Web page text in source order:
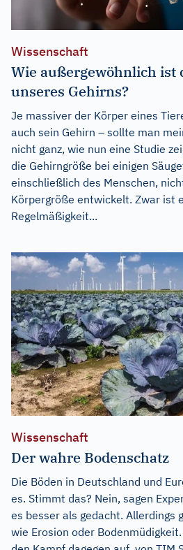
Wissenschaft
Wie außergewöhnlich ist
unseres Gehirns?
Je massiver der Körper eines
auch sein Gehirn – sollte man
nicht ganz, wie nun eine Studie
die Gehirngröße bei einigen
einschließlich des Menschen,
Körpergröße entwickelt. Zwar ist
Regelmäßigkeit...
Wissenschaft
Der wahre Bodenschatz
Die Böden in Deutschland und
es. Stimmt das? Nein, sagen
es besser als gedacht. Allerdings
wie Erosion oder